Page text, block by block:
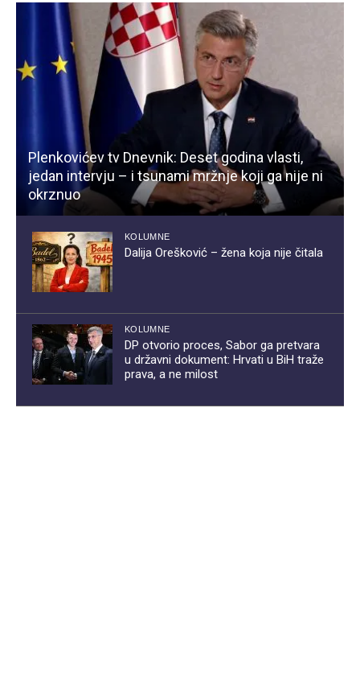
Plenkovićev tv Dnevnik: Deset godina vlasti,
jedan intervju – i tsunami mržnje koji ga nije ni
okrznuo
KOLUMNE
Dalija Orešković – žena koja nije čitala
KOLUMNE
DP otvorio proces, Sabor ga pretvara
u državni dokument: Hrvati u BiH traže
prava, a ne milost